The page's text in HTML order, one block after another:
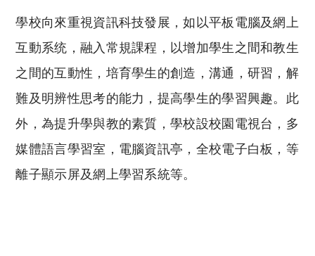
學校向來重視資訊科技發展，如以平板電腦及網上
互動系统，融入常規課程，以增加學生之間和教生
之間的互動性，培育學生的創造，溝通，研習，解
難及明辨性思考的能力，提高學生的學習興趣。此
外，為提升學與教的素質，學校設校園電視台，多
媒體語言學習室，電腦資訊亭，全校電子白板，等
離子顯示屏及網上學習系統等。